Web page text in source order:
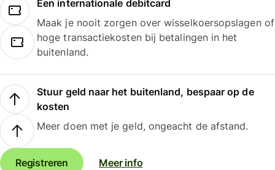
Een internationale debitcard
Maak je nooit zorgen over wisselkoersopslagen of
hoge transactiekosten bij betalingen in het
buitenland.
Stuur geld naar het buitenland, bespaar op de
kosten
Meer doen met je geld, ongeacht de afstand.
Registreren Meer info